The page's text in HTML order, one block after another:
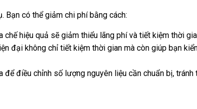
Bạn có thể giảm chi phí bằng cách:
chế hiệu quả sẽ giảm thiểu lãng phí và tiết kiệm thời
đại không chỉ tiết kiệm thời gian mà còn giúp bạn
để điều chỉnh số lượng nguyên liệu cần chuẩn bị,